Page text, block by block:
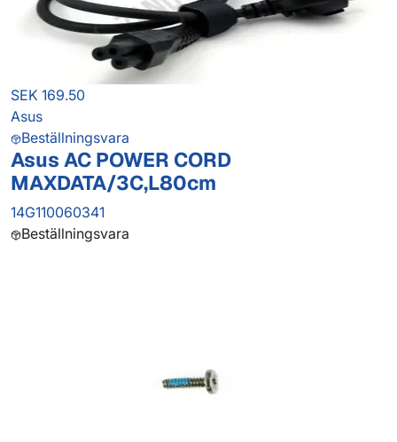
SEK 169.50
Asus
Beställningsvara
Asus AC POWER CORD
MAXDATA/3C,L80cm
14G110060341
Beställningsvara